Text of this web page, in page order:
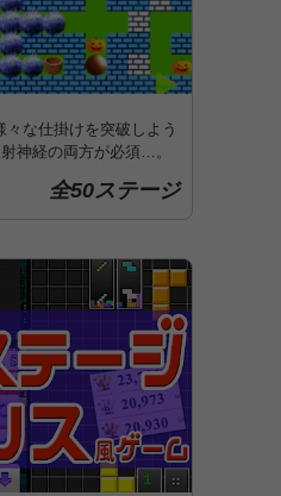
な仕掛けを突破しよう
神経の両方が必須…。
全50ステージ